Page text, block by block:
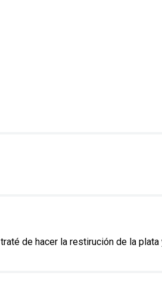
de hacer la restirución de la